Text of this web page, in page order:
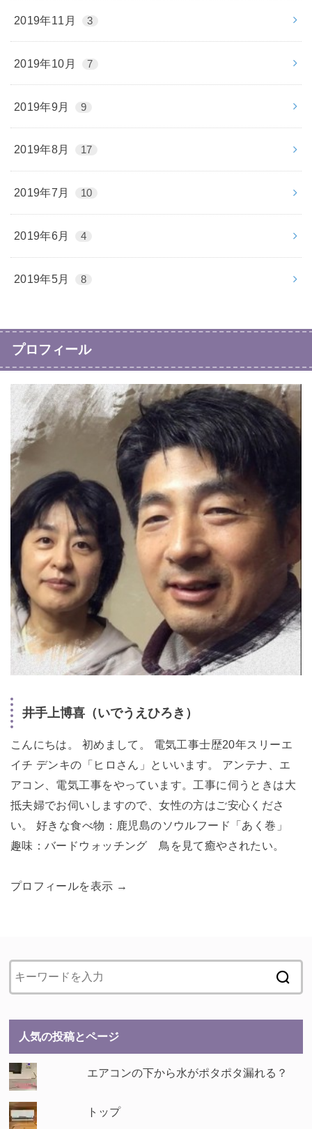
2019年11月 3
2019年10月 7
2019年9月 9
2019年8月 17
2019年7月 10
2019年6月 4
2019年5月 8
プロフィール
井手上博喜（いでうえひろき）
こんにちは。 初めまして。 電気工事士歴20年スリーエ
イチ デンキの「ヒロさん」といいます。 アンテナ、エ
アコン、電気工事をやっています。工事に伺うときは大
抵夫婦でお伺いしますので、女性の方はご安心くださ
い。 好きな食べ物：鹿児島のソウルフード「あく巻」
趣味：バードウォッチング 鳥を見て癒やされたい。
プロフィールを表示 →
人気の投稿とページ
エアコンの下から水がポタポタ漏れる？
トップ